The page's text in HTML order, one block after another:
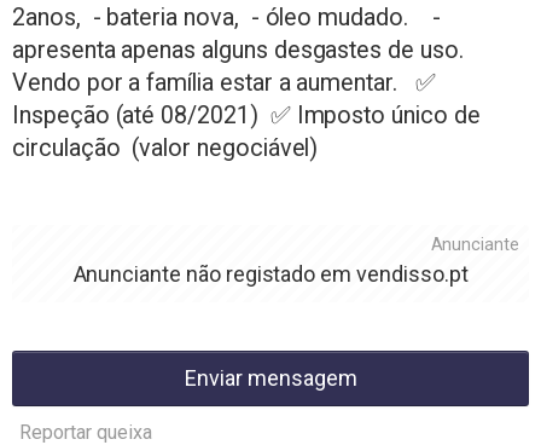
2anos, - bateria nova, - óleo mudado. -
apresenta apenas alguns desgastes de uso.
Vendo por a família estar a aumentar. ✅
Inspeção (até 08/2021) ✅ Imposto único de
circulação (valor negociável)
Anunciante
Anunciante não registado emvendisso.pt
Enviar mensagem
Reportar queixa